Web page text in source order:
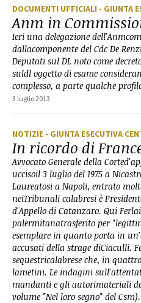
DOCUMENTI UFFICIALI - GIUNTA
Anm in
Ieri una delegazione
dallacomponente del Cdc De
Deputati sul DL noto come
suldl oggetto di esame
complesso, a parte qualche
3 luglio 2013
NOTIZIE - GIUNTA ESECUTIVA
In ricordo di
Avvocato Generale della
uccisoil 3 luglio del 1975 a
Laureatosi a Napoli, entrato
neiTribunali calabresi è
d'Appello di Catanzaro. Qui
palermitanatrasferito per
esemplare in quanto porta in
accusati della strage diCiaculli.
sequestricalabrese che, in
lametini. Le indagini
mandanti e gli autorimateriali
volume "Nel loro segno" del Csm).